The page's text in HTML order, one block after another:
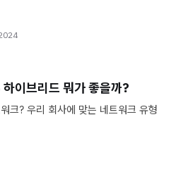
이브리드 뭐가 좋을까?
크? 우리 회사에 맞는 네트워크 유형